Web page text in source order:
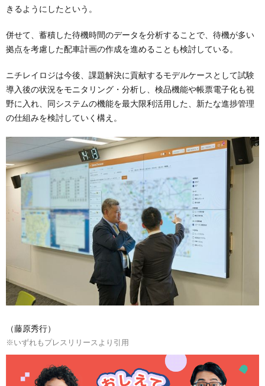
きるようにしたという。
併せて、蓄積した待機時間のデータを分析することで、待機が多い
拠点を考慮した配車計画の作成を進めることも検討している。
ニチレイロジは今後、課題解決に貢献するモデルケースとして試験
導入後の状況をモニタリング・分析し、検品機能や帳票電子化も視
野に入れ、同システムの機能を最大限利活用した、新たな進捗管理
の仕組みを検討していく構え。
（藤原秀行）
※いずれもプレスリリースより引用